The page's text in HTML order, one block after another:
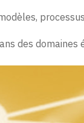
des domaines